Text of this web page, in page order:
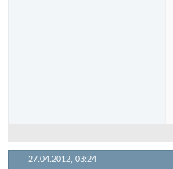
27.04.2012, 03:24